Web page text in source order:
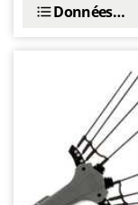
Données